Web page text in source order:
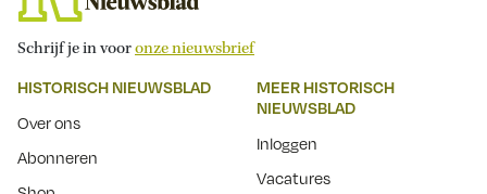
Schrijf je in vooronze nieuwsbrief
HISTORISCH NIEUWSBLAD
Over ons
Abonneren
MEER HISTORISCH
NIEUWSBLAD
Inloggen
Vacatures